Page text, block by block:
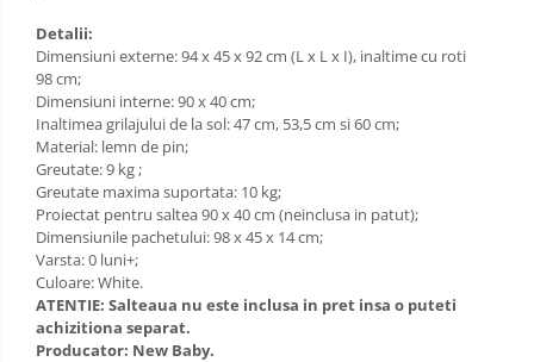
Detalii:
Dimensiuni externe: 94 x 45 x 92 cm (L x L x I), inaltime cu roti
98 cm;
Dimensiuni interne: 90 x 40 cm;
Inaltimea grilajului de la sol: 47 cm, 53,5 cm si 60 cm;
Material: lemn de pin;
Greutate: 9 kg ;
Greutate maxima suportata: 10 kg;
Proiectat pentru saltea 90 x 40 cm (neinclusa in patut);
Dimensiunile pachetului: 98 x 45 x 14 cm;
Varsta: 0 luni+;
Culoare: White.
ATENTIE: Salteaua nu este inclusa in pret insa o puteti
achizitiona separat.
Producator: New Baby.